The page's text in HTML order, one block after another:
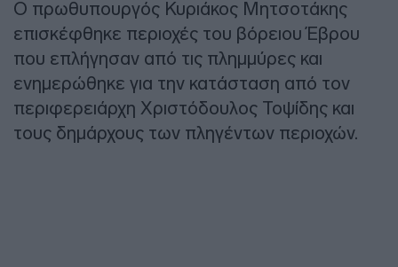
Ο πρωθυπουργός Κυριάκος Μητσοτάκης
επισκέφθηκε περιοχές του βόρειου Έβρου
που επλήγησαν από τις πλημμύρες και
ενημερώθηκε για την κατάσταση από τον
περιφερειάρχη Χριστόδουλος Τοψίδης και
τους δημάρχους των πληγέντων περιοχών.